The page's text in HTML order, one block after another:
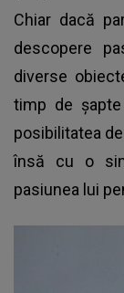
Chiar dacă
descopere
diverse
timp de
posibilitatea
însă cu o
pasiunea lui